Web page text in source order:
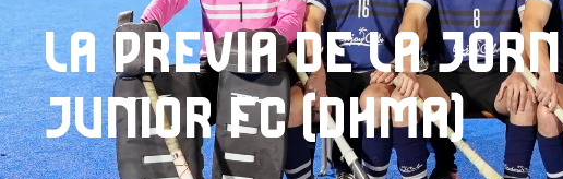
LA PREVIA DE LA
JUNIOR FC (DHMA)